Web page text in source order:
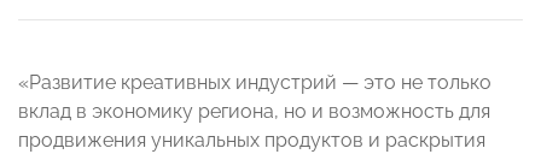
«Развитие креативных индустрий — это не только
вклад в экономику региона, но и возможность для
продвижения уникальных продуктов и раскрытия